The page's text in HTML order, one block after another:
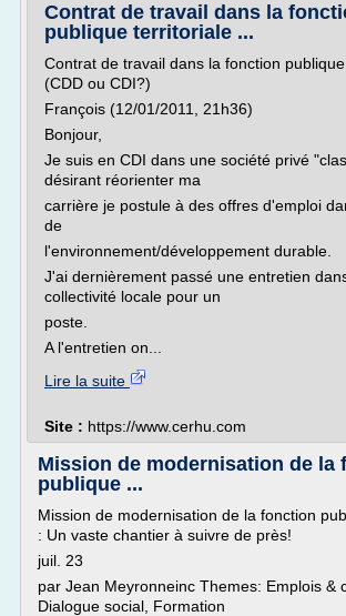
Contrat de travail dans la
publique territoriale ...
Contrat de travail dans la fonction
(CDD ou CDI?)
François (12/01/2011, 21h36)
Bonjour,
Je suis en CDI dans une société privé
désirant réorienter ma
carrière je postule à des offres d'emploi
de
l'environnement/développement durable.
J'ai dernièrement passé une entretien
collectivité locale pour un
poste.
A l'entretien on...
Lire la suite
Site : https://www.cerhu.com
Mission de modernisation de la
publique ...
Mission de modernisation de la fonction
: Un vaste chantier à suivre de près!
juil. 23
par Jean Meyronneinc Themes: Emplois &
Dialogue social, Formation